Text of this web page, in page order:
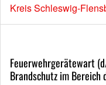
Kreis Schleswig-
Feuerwehrgerätewart
Brandschutz im